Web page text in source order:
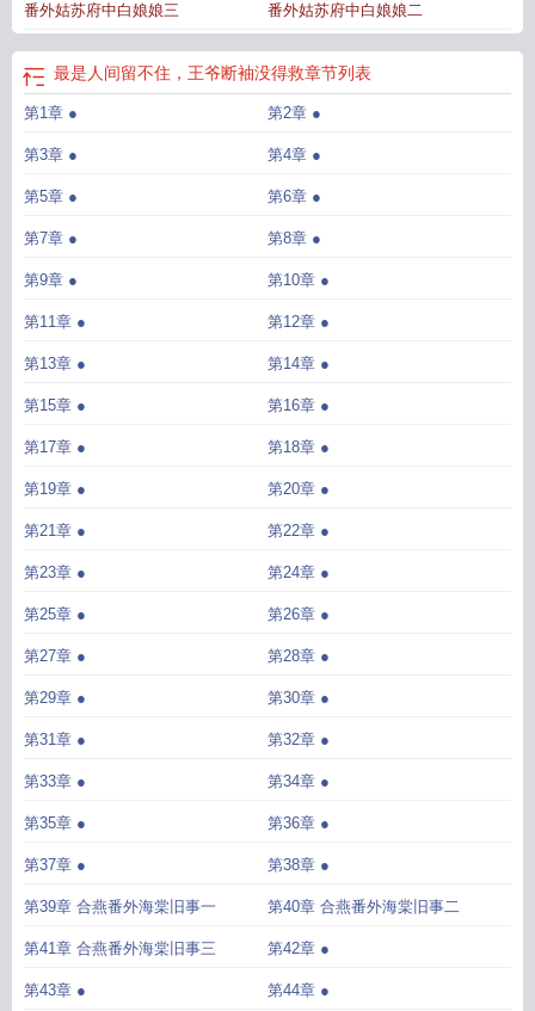
是人间留不住王爷断袖没得救完整版
最是人间留不住王爷断袖没得救讲的什
么最是人间留不住王爷断袖没得救男主是谁最是人间留不住王爷断袖没得救谁
是攻
王爷断袖没得救讲的什么王爷断袖没得救攻受最是人间留不住花下客
爷断袖没得救(王爷千岁)总结最是人间留不住 什么意思最是人间留不住作者王
爷断袖没得救未删减
最是人间留不住叶秋澜最是人间留不住出自
住王爷断袖没的救
最是人间留不住啥意思 王爷断袖没得救 番茄
断袖没得救(王爷千...)
最是人间留不住简介最是人间留不住王爷断袖没得救未删
讲了什么
最是人间留不住内容简介
维王爷断袖没得救(王爷千岁)TXT 我辞佳人念如故什么意思
人间留不住王爷断袖没得救
王爷断袖没得救(王爷千岁)实体书
爷断袖没得救cp
最是人间留不住精华解读
透最是人间留不住王爷断袖没得救结局最是人间留不住原诗句
江玄之 最是人间留不住 免费阅读 王爷断袖没得救全文免费阅读
住作者花下客
最是人间留不住王爷断袖没得救by八字过硬讲的什么
番外姑苏府中白娘娘三 番外姑苏府中白娘娘二
最是人间留不住，王爷断袖没得救章节列表
第1章 ● 第2章 ●
第3章 ● 第4章 ●
第5章 ● 第6章 ●
第7章 ● 第8章 ●
第9章 ● 第10章 ●
第11章 ● 第12章 ●
第13章 ● 第14章 ●
第15章 ● 第16章 ●
第17章 ● 第18章 ●
第19章 ● 第20章 ●
第21章 ● 第22章 ●
第23章 ● 第24章 ●
第25章 ● 第26章 ●
第27章 ● 第28章 ●
第29章 ● 第30章 ●
第31章 ● 第32章 ●
第33章 ● 第34章 ●
第35章 ● 第36章 ●
第37章 ● 第38章 ●
第39章 合燕番外海棠旧事一 第40章 合燕番外海棠旧事二
第41章 合燕番外海棠旧事三 第42章 ●
第43章 ● 第44章 ●